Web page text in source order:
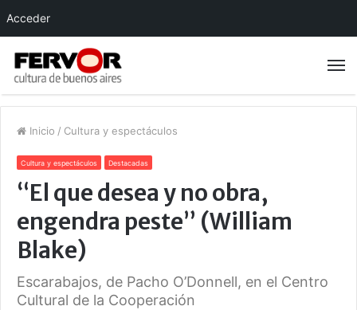
Inicio / Cultura y espectáculos
Cultura y espectáculos Destacadas
“El que desea y no obra,
engendra peste” (William
Blake)
Escarabajos, de Pacho O’Donnell, en el Centro
Cultural de la Cooperación
Acceder